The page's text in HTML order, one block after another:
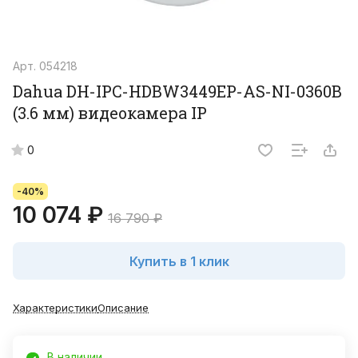
Арт. 054218
Dahua DH-IPC-HDBW3449EP-AS-NI-0360B
(3.6 мм) видеокамера IP
0
-40%
10 074 ₽ 16 790 ₽
Купить в 1 клик
ХарактеристикиОписание